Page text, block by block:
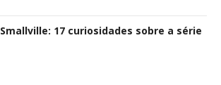
Smallville: 17 curiosidades sobre a série